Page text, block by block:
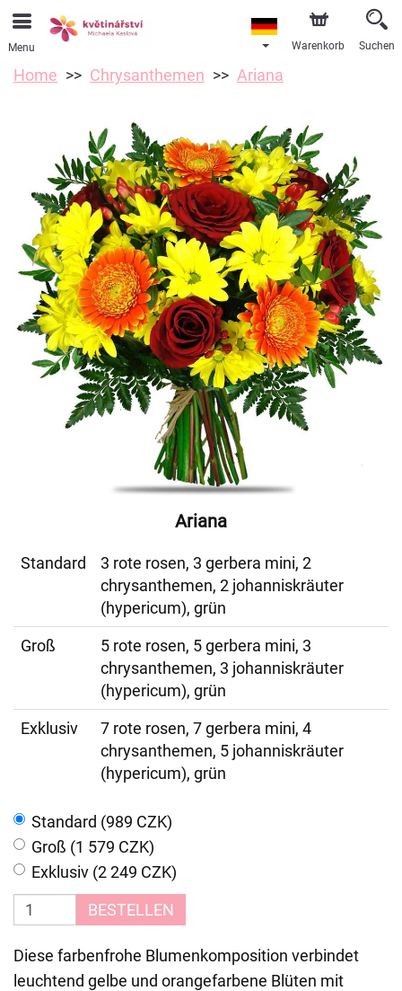
Menu Warenkorb Suchen
Home Chrysanthemen Ariana
Ariana
Standard
3 rote rosen, 3 gerbera mini, 2
chrysanthemen, 2 johanniskräuter
(hypericum), grün
Groß
5 rote rosen, 5 gerbera mini, 3
chrysanthemen, 3 johanniskräuter
(hypericum), grün
Exklusiv
7 rote rosen, 7 gerbera mini, 4
chrysanthemen, 5 johanniskräuter
(hypericum), grün
Standard (989 CZK)
Groß (1 579 CZK)
Exklusiv (2 249 CZK)
BESTELLEN
Diese farbenfrohe Blumenkomposition verbindet
leuchtend gelbe und orangefarbene Blüten mit